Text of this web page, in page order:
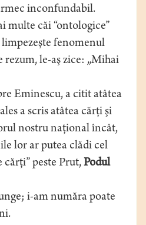
inconfundabil.
multe căi “ontologice”
fenomenul
rezum, le-aş zice: „Mihai
Eminescu, a citit atâtea
a scris atâtea cărţi şi
nostru naţional încât,
lor ar putea clădi cel
peste Prut,Podul
i-am număra poate